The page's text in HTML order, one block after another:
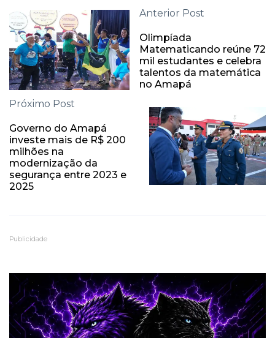
Anterior Post
Olimpíada
Matematicando reúne 72
mil estudantes e celebra
talentos da matemática
no Amapá
Próximo Post
Governo do Amapá
investe mais de R$ 200
milhões na
modernização da
segurança entre 2023 e
2025
Publicidade